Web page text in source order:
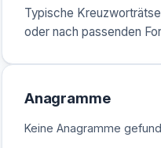
Typische
oder nach passenden
Anagramme
Keine Anagramme